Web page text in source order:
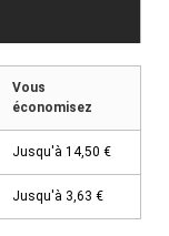
Vous
économisez
Jusqu'à 14,50 €
Jusqu'à 3,63 €